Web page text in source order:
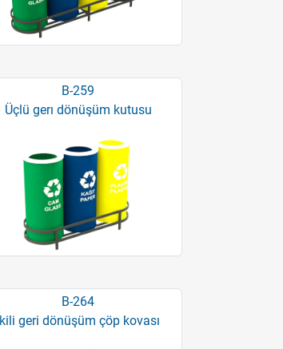
B-259
Üçlü gerı dönüşüm kutusu
B-264
İkili geri dönüşüm çöp kovası